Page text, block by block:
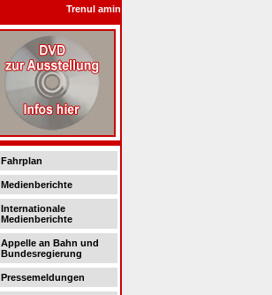
Trenul amintirilor - Поезд воспоминания -
Fahrplan
Medienberichte
Internationale
Medienberichte
Appelle an Bahn und
Bundesregierung
Pressemeldungen